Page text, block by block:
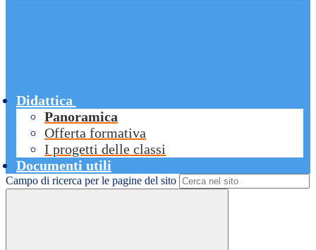
Didattica
Panoramica
Offerta formativa
I progetti delle classi
Documenti utili
Campo di ricerca per le pagine del sito